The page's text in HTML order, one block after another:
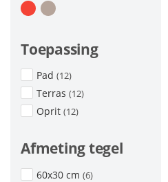
Toepassing
Pad (12)
Terras (12)
Oprit (12)
Afmeting tegel
60x30 cm (6)